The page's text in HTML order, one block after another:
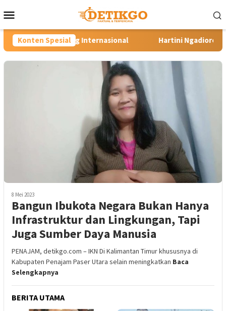
ke
Mobile
Konten Spesial Hartini Ngadiorejo Pacu Transformasi
8 Mei 2023
Bangun Ibukota Negara Bukan Hanya
Infrastruktur dan Lingkungan, Tapi
Juga Sumber Daya Manusia
PENAJAM, detikgo.com – IKN Di Kalimantan Timur khususnya di
Kabupaten Penajam Paser Utara selain meningkatkan Baca
Selengkapnya
BERITA UTAMA